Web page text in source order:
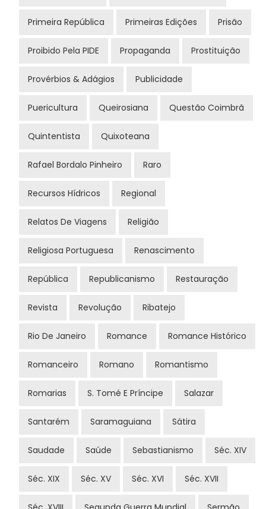
Primeira República Primeiras Edições Prisão
Proibido Pela PIDE Propaganda Prostituição
Provérbios & Adágios Publicidade
Puericultura Queirosiana Questão Coimbrã
Quintentista Quixoteana
Rafael Bordalo Pinheiro Raro
Recursos Hídricos Regional
Relatos De Viagens Religião
Religiosa Portuguesa Renascimento
República Republicanismo Restauração
Revista Revolução Ribatejo
Rio De Janeiro Romance Romance Histórico
Romanceiro Romano Romantismo
Romarias S. Tomé E Príncipe Salazar
Santarém Saramaguiana Sátira
Saudade Saúde Sebastianismo Séc. XIV
Séc. XIX Séc. XV Séc. XVI Séc. XVII